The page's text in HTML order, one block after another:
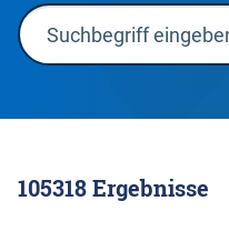
105318Ergebnisse